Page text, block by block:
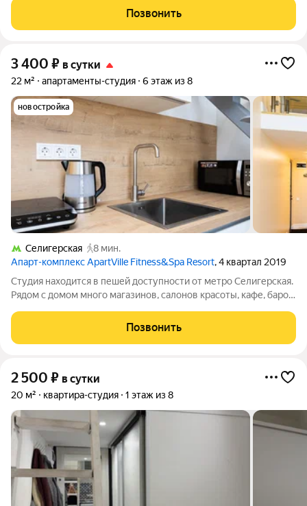
принятия квартиры горничной. В случае нарушения правил
проживания, либо порчу имущества залог
Позвонить
3 400 ₽ в сутки
22 м² апартаменты-студия 6 этаж из 8
новостройка
Селигерская
8 мин.
Апарт-комплекс ApartVille Fitness&Spa Resort, 4 квартал 2019
Студия находится в пешей доступности от метро Селигерская.
Рядом с домом много магазинов, салонов красоты, кафе, баров,
Федорова. После каждого выезда гостей проводим
генеральную уборку. В студии
Позвонить
2 500 ₽ в сутки
20 м² квартира-студия 1 этаж из 8